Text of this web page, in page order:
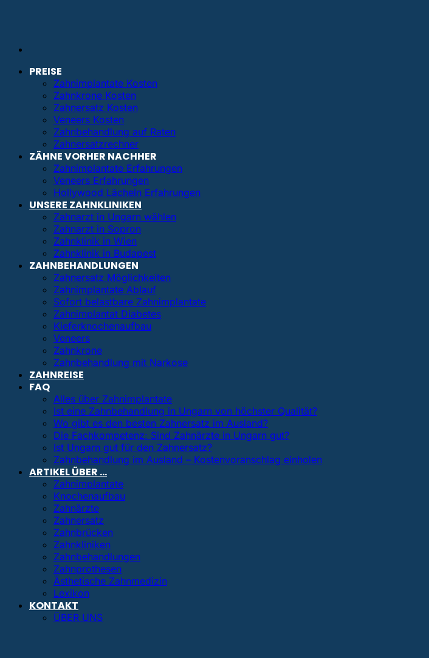
PREISE
Zahnimplantate Kosten
Zahnkrone Kosten
Zahnersatz Kosten
Veneers Kosten
Zahnbehandlung auf Raten
Zahnersatzrechner
ZÄHNE VORHER NACHHER
Zahnimplantate Erfahrungen
Veneers Erfahrungen
Hollywood Lächeln Erfahrungen
UNSERE ZAHNKLINIKEN
Zahnarzt in Ungarn wählen
Zahnarzt in Sopron
Zahnklinik in Wien
Zahnklinik in Budapest
ZAHNBEHANDLUNGEN
Zahnersatz Möglichkeiten
Zahnimplantate Ablauf
Sofort belastbare Zahnimplantate
Zahnimplantat Diabetes
Kieferknochenaufbau
Veneers
Zahnkrone
Zahnbehandlung mit Narkose
ZAHNREISE
FAQ
Alles über Zahnimplantate
Ist eine Zahnbehandlung in Ungarn von höchster Qualität?
Wo gibt es den besten Zahnersatz im Ausland?
Die Fachkompetenz: Sind Zahnärzte in Ungarn gut?
Ist Ungarn gut für den Zahnersatz?
Zahnbehandlung im Ausland – Kostenvoranschlag einholen
ARTIKEL ÜBER …
Zahnimplantate
Knochenaufbau
Zahnärzte
Zahnersatz
Zahnbrücken
Zahnkliniken
Zahnbehandlungen
Zahnprothesen
Ästhetische Zahnmedizin
Lexikon
KONTAKT
ÜBER UNS